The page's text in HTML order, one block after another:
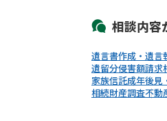
相談内容
遺言書作成・遺言
遺留分侵害額請求
家族信託成年後見
相続財産調査不動